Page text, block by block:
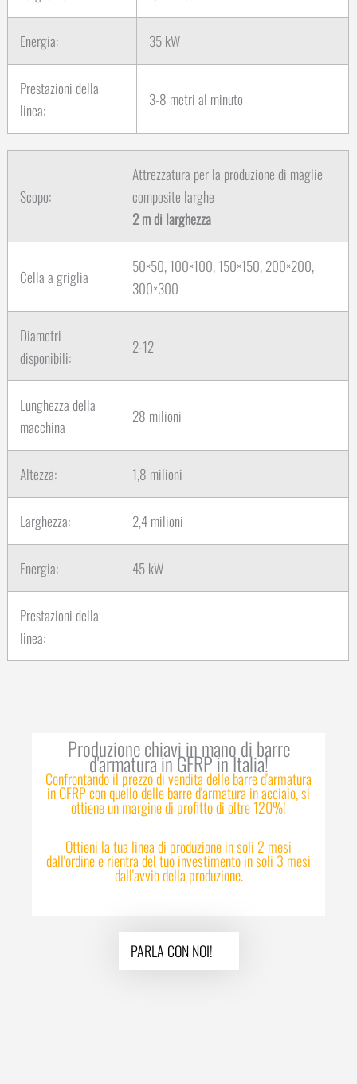
Energia: 35 kW
Prestazioni della
linea:
3-8 metri al minuto
Scopo:
Attrezzatura per la produzione di maglie
composite larghe
2 m di larghezza
Cella a griglia
50×50, 100×100, 150×150, 200×200,
300×300
Diametri
disponibili:
2-12
Lunghezza della
macchina
28 milioni
Altezza: 1,8 milioni
Larghezza: 2,4 milioni
Energia: 45 kW
Prestazioni della
linea:
Produzione chiavi in mano di barre
d'armatura in GFRP in Italia!
Confrontando il prezzo di vendita delle barre d'armatura
in GFRP con quello delle barre d'armatura in acciaio, si
ottiene un margine di profitto di oltre 120%!
Ottieni la tua linea di produzione in soli 2 mesi
dall'ordine e rientra del tuo investimento in soli 3 mesi
dall'avvio della produzione.
PARLA CON NOI!